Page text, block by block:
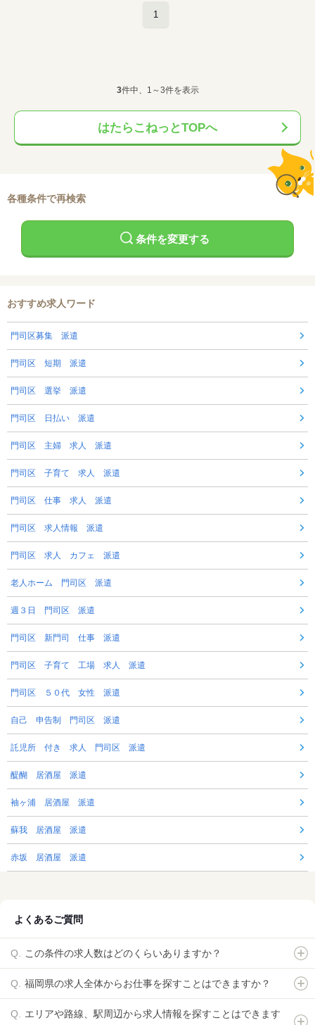
1
3件中、1～3件を表示
はたらこねっとTOPへ
各種条件で再検索
条件を変更する
おすすめ求人ワード
門司区募集 派遣
門司区 短期 派遣
門司区 選挙 派遣
門司区 日払い 派遣
門司区 主婦 求人 派遣
門司区 子育て 求人 派遣
門司区 仕事 求人 派遣
門司区 求人情報 派遣
門司区 求人 カフェ 派遣
老人ホーム 門司区 派遣
週３日 門司区 派遣
門司区 新門司 仕事 派遣
門司区 子育て 工場 求人 派遣
門司区 ５０代 女性 派遣
自己 申告制 門司区 派遣
託児所 付き 求人 門司区 派遣
醍醐 居酒屋 派遣
袖ヶ浦 居酒屋 派遣
蘇我 居酒屋 派遣
赤坂 居酒屋 派遣
よくあるご質問
この条件の求人数はどのくらいありますか？
福岡県の求人全体からお仕事を探すことはできますか？
エリアや路線、駅周辺から求人情報を探すことはできます